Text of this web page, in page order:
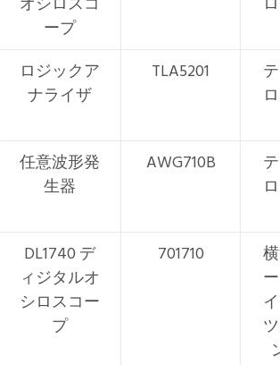
ープ
ロジックア
ナライザ
TLA5201
任意波形発
生器
AWG710B
DL1740 デ
ィジタルオ
シロスコー
プ
701710